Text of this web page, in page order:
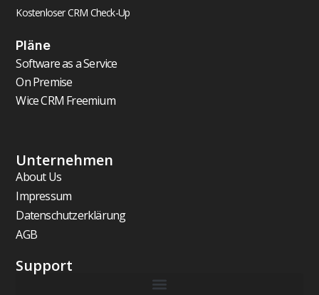
Kostenloser CRM Check-Up
Pläne
Software as a Service
On Premise
Wice CRM Freemium
Unternehmen
About Us
Impressum
Datenschutzerklärung
AGB
Support